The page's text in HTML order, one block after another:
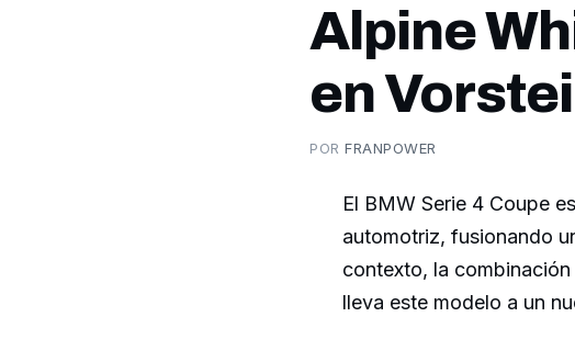
Alpine
en
PORFRANPOWER
El BMW Serie 4 Coupe
automotriz, fusionando
contexto, la
lleva este modelo a un